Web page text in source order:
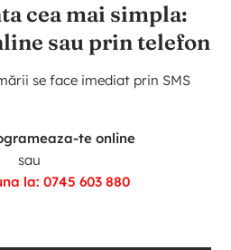
cea mai simpla:
sau prin telefon
se face imediat prin SMS
te online
sau
la: 0745 603 880